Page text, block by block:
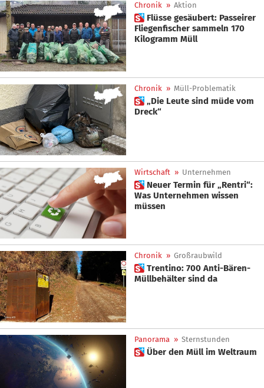
Chronik » Aktion
 Flüsse gesäubert: Passeirer
Fliegenfischer sammeln 170
Kilogramm Müll
Chronik » Müll-Problematik
 „Die Leute sind müde vom
Dreck“
Wirtschaft » Unternehmen
 Neuer Termin für „Rentri“:
Was Unternehmen wissen
müssen
Chronik » Großraubwild
 Trentino: 700 Anti-Bären-
Müllbehälter sind da
Panorama » Sternstunden
 Über den Müll im Weltraum